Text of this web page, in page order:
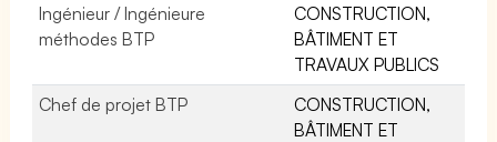
Ingénieur / Ingénieure
méthodes BTP
CONSTRUCTION,
BÂTIMENT ET
TRAVAUX PUBLICS
Chef de projet BTP
CONSTRUCTION,
BÂTIMENT ET